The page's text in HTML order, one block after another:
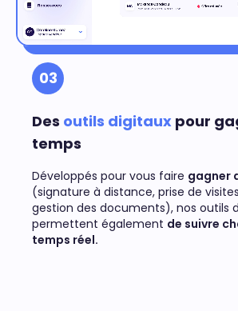
03
Des outils digitaux pour
temps
Développés pour vous faire gagner
(signature à distance, prise de
gestion des documents), nos outils
permettent également de suivre
temps réel.